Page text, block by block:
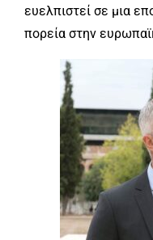
ευελπιστεί σε μια
πορεία στην